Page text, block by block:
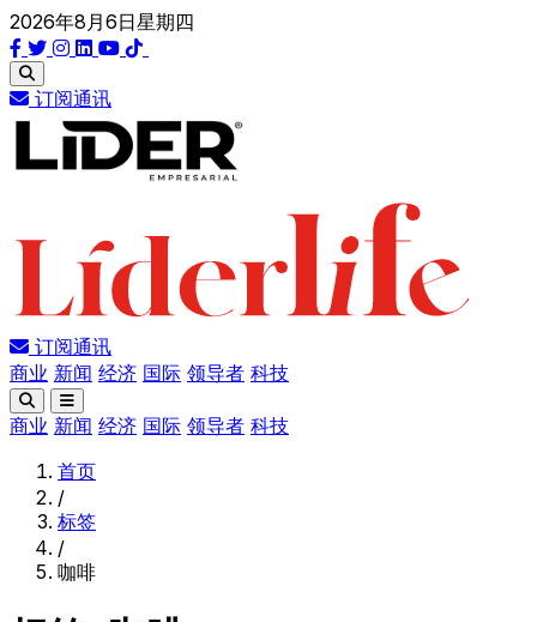
2026年8月6日星期四
订阅通讯
订阅通讯
商业 新闻 经济 国际 领导者 科技
商业 新闻 经济 国际 领导者 科技
首页
/
标签
/
咖啡